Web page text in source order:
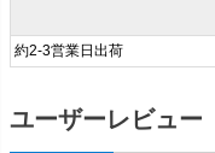
約2-3営業日出荷
ユーザーレビュー